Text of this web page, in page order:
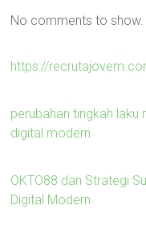
No comments to show.
https://
perubahan tingkah
digital modern
OKTO88 dan Strategi
Digital Modern